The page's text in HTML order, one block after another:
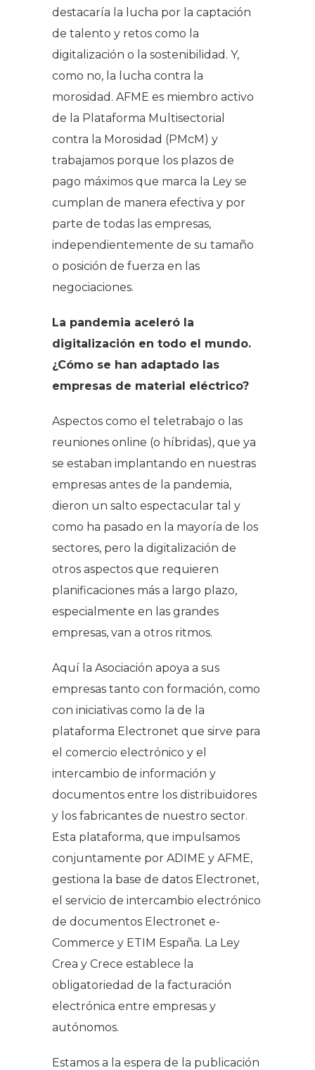
destacaría la lucha por la captación
de talento y retos como la
digitalización o la sostenibilidad. Y,
como no, la lucha contra la
morosidad. AFME es miembro activo
de la Plataforma Multisectorial
contra la Morosidad (PMcM) y
trabajamos porque los plazos de
pago máximos que marca la Ley se
cumplan de manera efectiva y por
parte de todas las empresas,
independientemente de su tamaño
o posición de fuerza en las
negociaciones.
La pandemia aceleró la
digitalización en todo el mundo.
¿Cómo se han adaptado las
empresas de material eléctrico?
Aspectos como el teletrabajo o las
reuniones online (o híbridas), que ya
se estaban implantando en nuestras
empresas antes de la pandemia,
dieron un salto espectacular tal y
como ha pasado en la mayoría de los
sectores, pero la digitalización de
otros aspectos que requieren
planificaciones más a largo plazo,
especialmente en las grandes
empresas, van a otros ritmos.
Aquí la Asociación apoya a sus
empresas tanto con formación, como
con iniciativas como la de la
plataforma Electronet que sirve para
el comercio electrónico y el
intercambio de información y
documentos entre los distribuidores
y los fabricantes de nuestro sector.
Esta plataforma, que impulsamos
conjuntamente por ADIME y AFME,
gestiona la base de datos Electronet,
el servicio de intercambio electrónico
de documentos Electronet e-
Commerce y ETIM España. La Ley
Crea y Crece establece la
obligatoriedad de la facturación
electrónica entre empresas y
autónomos.
Estamos a la espera de la publicación